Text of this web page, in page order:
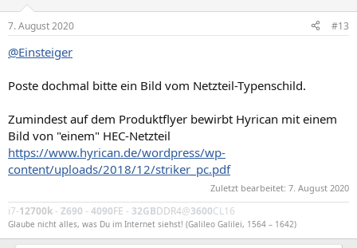
7. August 2020 #13
@Einsteiger
Poste dochmal bitte ein Bild vom Netzteil-Typenschild.
Zumindest auf dem Produktflyer bewirbt Hyrican mit einem
Bild von "einem" HEC-Netzteil
https://www.hyrican.de/wordpress/wp-
content/uploads/2018/12/striker_pc.pdf
Zuletzt bearbeitet: 7. August 2020
i7-12700k - Z690 - 4090FE - 32GBDDR4@3600CL16
Glaube nicht alles, was Du im Internet siehst! (Galileo Galilei, 1564 – 1642)